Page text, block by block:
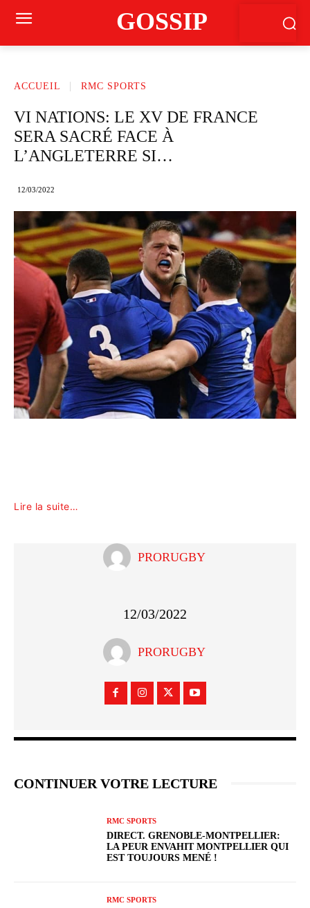
GOSSIP
ACCUEIL RMC SPORTS
VI NATIONS: LE XV DE FRANCE
SERA SACRÉ FACE À
L’ANGLETERRE SI…
12/03/2022
Lire la suite…
PRORUGBY
12/03/2022
PRORUGBY
CONTINUER VOTRE LECTURE
RMC SPORTS
DIRECT. GRENOBLE-MONTPELLIER:
LA PEUR ENVAHIT MONTPELLIER QUI
EST TOUJOURS MENÉ !
RMC SPORTS